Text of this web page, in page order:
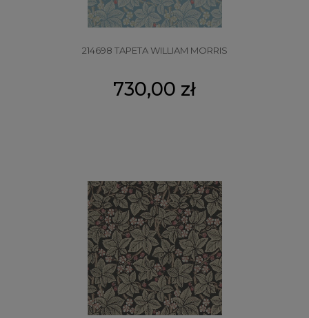
214698 TAPETA WILLIAM MORRIS
730,00 zł